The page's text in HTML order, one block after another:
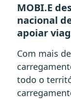
MOBI.E
nacional
apoiar
Com mais
todo o